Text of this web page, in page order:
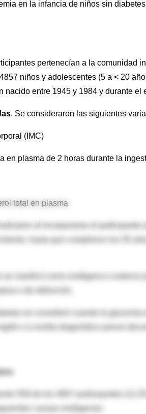
en la infancia de niños sin
pertenecían a la comunidad
niños y adolescentes (5 a < 20
nacido entre 1945 y 1984 y durante
. Se consideraron las siguientes
(IMC)
en plasma de 2 horas durante la
total en plasma
al incorporarse el
hasta que cumplieron los 55
se clasificó como endógena o
se consideró cuando la
dl o si existía diagnóstico previo
559 de los 4857 participantes
causas endógenas: